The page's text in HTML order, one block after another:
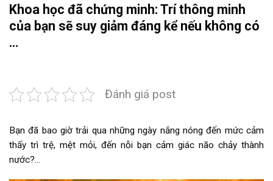
Khoa học đã chứng minh: Trí thông minh
của bạn sẽ suy giảm đáng kể nếu không có
…
Đánh giá post
Bạn đã bao giờ trải qua những ngày nắng nóng đến mức cảm
thấy trì trệ, mệt mỏi, đến nỗi bạn cảm giác não chảy thành
nước?…